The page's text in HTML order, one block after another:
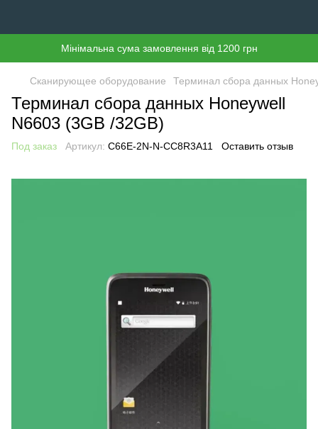
Мінімальна сума замовлення від 1200 грн
Сканирующее оборудование Терминал сбора данных
Терминал сбора данных Honeywell
N6603 (3GB /32GB)
Под заказ Артикул: C66E-2N-N-CC8R3A11 Оставить отзыв